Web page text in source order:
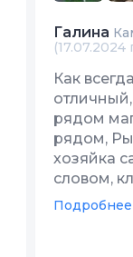
Галина
(17.07.2024
Как
рядом
рядом,
хозяйка
словом,
Подробнее